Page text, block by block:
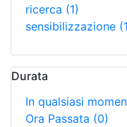
ricerca (1)
sensibilizzazione
Durata
In qualsiasi
Ora Passata (0)